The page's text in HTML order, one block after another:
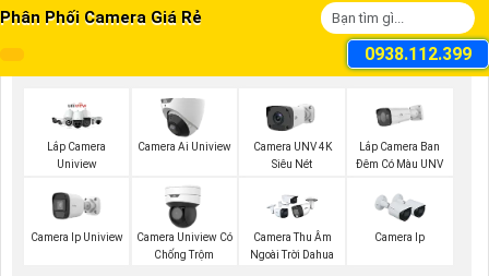
Phân Phối Camera Giá Rẻ
0938.112.399
Lắp Camera
Uniview
Camera Ai Uniview
Camera UNV 4K
Siêu Nét
Lắp Camera Ban
Đêm Có Màu UNV
Camera Ip Uniview
Camera Uniview Có
Chống Trộm
Camera Thu Âm
Ngoài Trời Dahua
Camera Ip